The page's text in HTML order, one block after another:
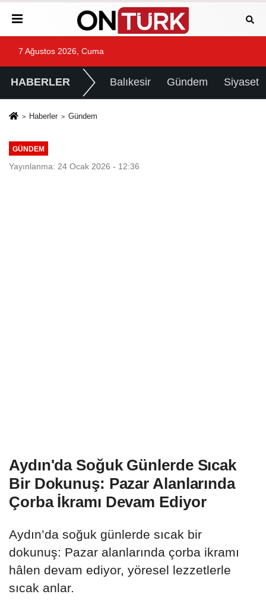
7 Ağustos 2026, Cuma
HABERLER Balıkesir Gündem Siyaset
Haberler Gündem
GÜNDEM
Yayınlanma: 24 Ocak 2026 - 12:36
Aydın'da Soğuk Günlerde Sıcak
Bir Dokunuş: Pazar Alanlarında
Çorba İkramı Devam Ediyor
Aydın’da soğuk günlerde sıcak bir
dokunuş: Pazar alanlarında çorba ikramı
hâlen devam ediyor, yöresel lezzetlerle
sıcak anlar.